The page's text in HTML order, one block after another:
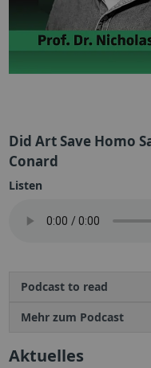
Did Art Save Homo
Conard
Listen
Podcast to read
Mehr zum Podcast
Aktuelles